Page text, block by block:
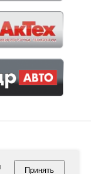
Принять